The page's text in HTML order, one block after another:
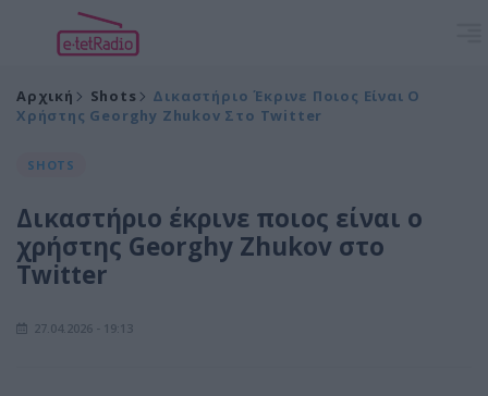
Αρχική Shots
Δικαστήριο Έκρινε Ποιος Είναι Ο
Χρήστης Georghy Zhukov Στο Twitter
SHOTS
Δικαστήριο έκρινε ποιος είναι ο
χρήστης Georghy Zhukov στο
Twitter
27.04.2026 - 19:13